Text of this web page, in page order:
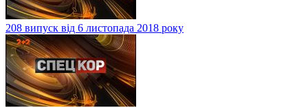
208 випуск від 6 листопада 2018 року